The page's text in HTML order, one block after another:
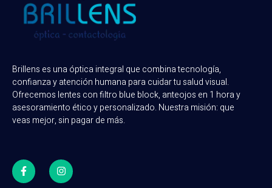
Brillens es una óptica integral que combina tecnología,
confianza y atención humana para cuidar tu salud visual.
Ofrecemos lentes con filtro blue block, anteojos en 1 hora y
asesoramiento ético y personalizado. Nuestra misión: que
veas mejor, sin pagar de más.